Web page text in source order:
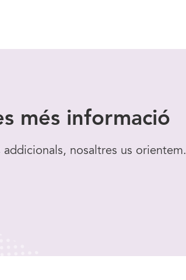
més informació
nosaltres us orientem.